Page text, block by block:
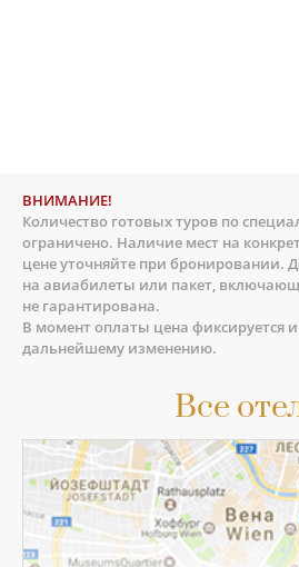
Все
ВНИМАНИЕ!
Количество готовых туров по
ограничено. Наличие мест на
цене уточняйте при бронировании.
на авиабилеты или пакет,
не гарантирована.
В момент оплаты цена фиксируется
дальнейшему изменению.